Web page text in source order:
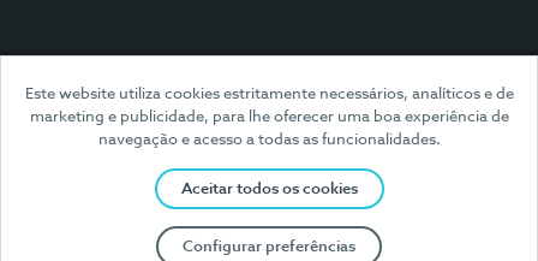
Este website utiliza cookies estritamente necessários, analíticos e de
marketing e publicidade, para lhe oferecer uma boa experiência de
navegação e acesso a todas as funcionalidades.
Aceitar todos os cookies
Configurar preferências